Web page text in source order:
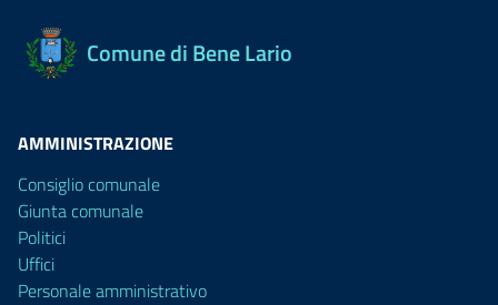
Comune di Bene Lario
AMMINISTRAZIONE
Consiglio comunale
Giunta comunale
Politici
Uffici
Personale amministrativo